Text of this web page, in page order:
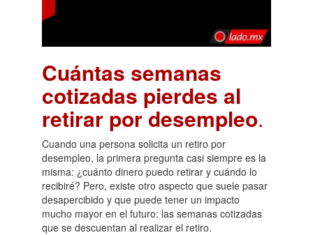
Cuántas semanas
cotizadas pierdes al
retirar por desempleo.
Cuando una persona solicita un retiro por
desempleo, la primera pregunta casi siempre es la
misma: ¿cuánto dinero puedo retirar y cuándo lo
recibiré? Pero, existe otro aspecto que suele pasar
desapercibido y que puede tener un impacto
mucho mayor en el futuro: las semanas cotizadas
que se descuentan al realizar el retiro.